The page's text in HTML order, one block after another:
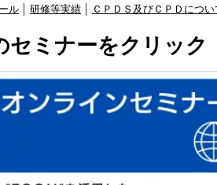
ル 研修等実績 ＣＰＤＳ及びＣＰＤにつ
セミナーをクリック